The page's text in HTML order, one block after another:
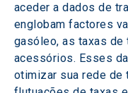
aceder a dados de
englobam factores
gasóleo, as taxas de
acessórios. Esses
otimizar sua rede de